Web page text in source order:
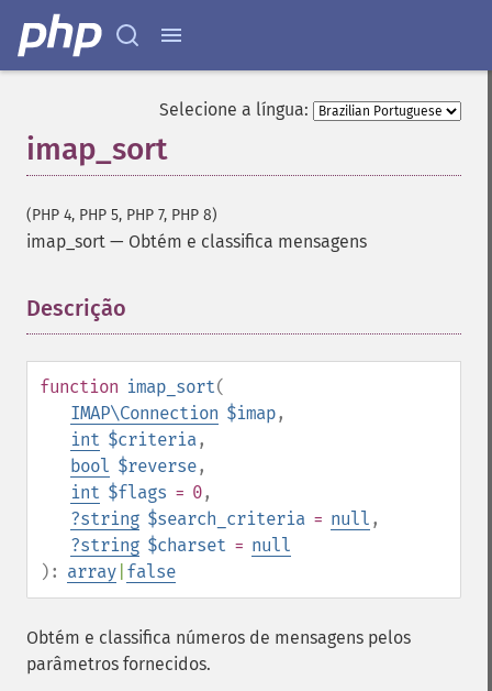
Selecione a língua:
imap_sort
(PHP 4, PHP 5, PHP 7, PHP 8)
imap_sort — Obtém e classifica mensagens
Descrição
function imap_sort(
IMAP\Connection $imap,
int $criteria,
bool $reverse,
int $flags = 0,
?string $search_criteria = null ,
?string $charset = null
): array false
Obtém e classifica números de mensagens pelos
parâmetros fornecidos.